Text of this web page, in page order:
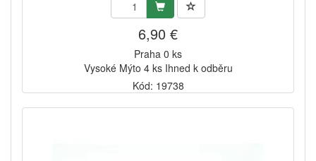
6,90 €
Praha 0 ks
Vysoké Mýto 4 ks Ihned k odběru
Kód: 19738